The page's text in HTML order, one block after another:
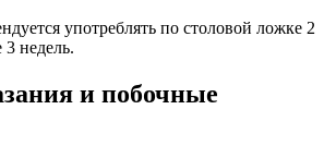
употреблять по столовой ложке 2
3 недель.
и побочные